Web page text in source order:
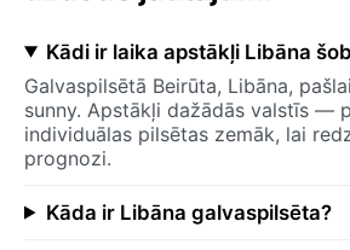
Kādi ir laika apstākļi Libāna
Galvaspilsētā Beirūta, Libāna,
sunny. Apstākļi dažādās valstīs —
individuālas pilsētas zemāk, lai
prognozi.
Kāda ir Libāna galvaspilsēta?